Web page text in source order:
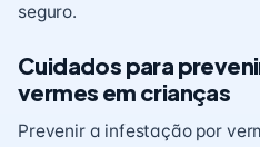
seguro.
Cuidados para
vermes em crianças
Prevenir a infestação por